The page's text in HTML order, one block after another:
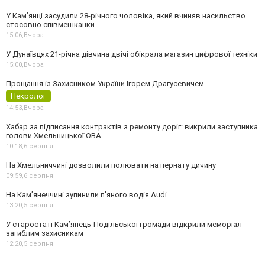
У Камʼянці засудили 28-річного чоловіка, який вчиняв насильство
стосовно співмешканки
15:06,Вчора
У Дунаївцях 21-річна дівчина двічі обікрала магазин цифрової техніки
15:00,Вчора
Прощання із Захисником України Ігорем Драгусевичем
Некролог
14:53,Вчора
Хабар за підписання контрактів з ремонту доріг: викрили заступника
голови Хмельницької ОВА
10:18,6 серпня
На Хмельниччині дозволили полювати на пернату дичину
09:59,6 серпня
На Камʼянеччині зупинили п'яного водія Audi
13:20,5 серпня
У старостаті Кам’янець-Подільської громади відкрили меморіал
загиблим захисникам
12:20,5 серпня